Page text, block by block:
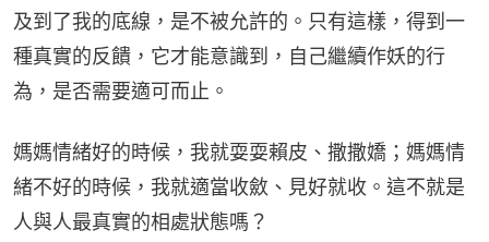
及到了我的底線，是不被允許的。只有這樣，得到一
種真實的反饋，它才能意識到，自己繼續作妖的行
為，是否需要適可而止。
媽媽情緒好的時候，我就耍耍賴皮、撒撒嬌；媽媽情
緒不好的時候，我就適當收斂、見好就收。這不就是
人與人最真實的相處狀態嗎？